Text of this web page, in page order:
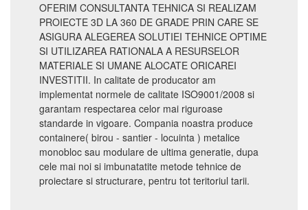
OFERIM CONSULTANTA TEHNICA SI REALIZAM
PROIECTE 3D LA 360 DE GRADE PRIN CARE SE
ASIGURA ALEGEREA SOLUTIEI TEHNICE OPTIME
SI UTILIZAREA RATIONALA A RESURSELOR
MATERIALE SI UMANE ALOCATE ORICAREI
INVESTITII. In calitate de producator am
implementat normele de calitate ISO9001/2008 si
garantam respectarea celor mai riguroase
standarde in vigoare. Compania noastra produce
containere( birou - santier - locuinta ) metalice
monobloc sau modulare de ultima generatie, dupa
cele mai noi si imbunatatite metode tehnice de
proiectare si structurare, pentru tot teritoriul tarii.